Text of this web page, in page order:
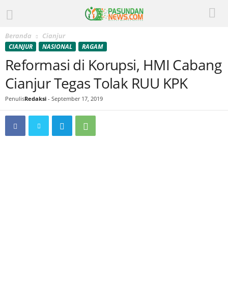
Beranda Cianjur
CIANJUR NASIONAL RAGAM
Reformasi di Korupsi, HMI Cabang
Cianjur Tegas Tolak RUU KPK
PenulisRedaksi - September 17, 2019